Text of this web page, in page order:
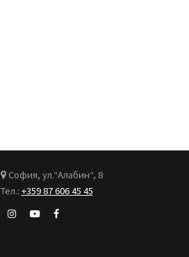
София, ул.“Алабин“, 8
Тел.: +359 87 606 45 45